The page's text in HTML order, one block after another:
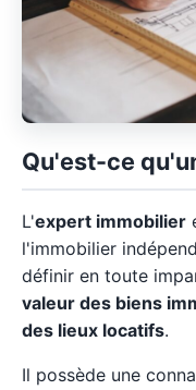
Qu'est-ce
L'expert immobilier
l'immobilier
définir en toute
valeur des biens
des lieux locatifs.
Il possède une